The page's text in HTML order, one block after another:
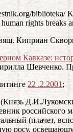
biblioteka/
rights breaks
Киприан
Кавказе:
Шевченко.
22 .2.2001;
российского
(плачет,
росу,